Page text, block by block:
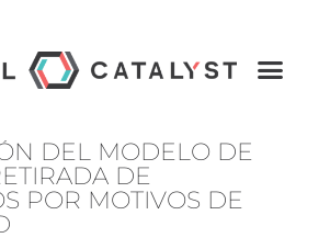
DEL MODELO DE
DE
POR MOTIVOS DE